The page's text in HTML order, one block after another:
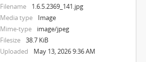
Filename
1.6.5.2369_141.jpg
Media type
Image
Mime-type
image/jpeg
Filesize
38.7 KiB
Uploaded
May 13, 2026 9:36 AM